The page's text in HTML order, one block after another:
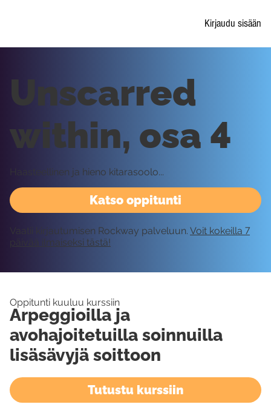
Kirjaudu sisään
Katso oppitunti
Unscarred
within, osa 4
Haasteellinen ja hieno kitarasoolo...
Vaatii kirjautumisen Rockway palveluun. Voit kokeilla 7
päivää ilmaiseksi tästä!
Oppitunti kuuluu kurssiin
Arpeggioilla ja
avohajoitetuilla soinnuilla
lisäsävyjä soittoon
Tutustu kurssiin